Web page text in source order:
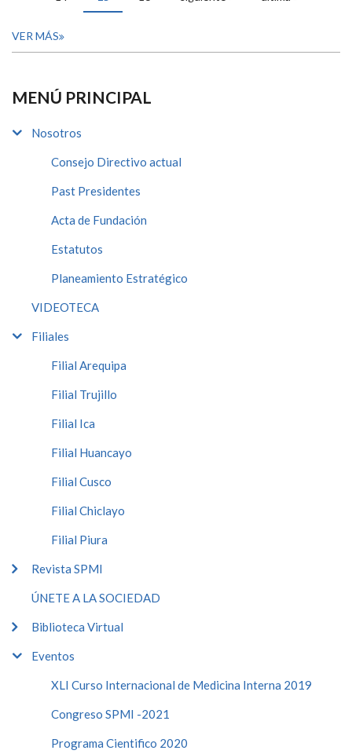
VER MÁS
MENÚ PRINCIPAL
Nosotros
Consejo Directivo actual
Past Presidentes
Acta de Fundación
Estatutos
Planeamiento Estratégico
VIDEOTECA
Filiales
Filial Arequipa
Filial Trujillo
Filial Ica
Filial Huancayo
Filial Cusco
Filial Chiclayo
Filial Piura
Revista SPMI
ÚNETE A LA SOCIEDAD
Biblioteca Virtual
Eventos
XLI Curso Internacional de Medicina Interna 2019
Congreso SPMI -2021
Programa Cientifico 2020